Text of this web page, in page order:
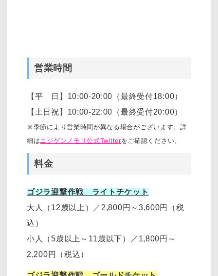
営業時間
【平 日】10:00-20:00（最終受付18:00）
【土日祝】10:00-22:00（最終受付20:00）
※季節により営業時間が異なる場合がございます。詳
細はニジゲンノモリ公式Twitterをご確認ください。
料金
ゴジラ迎撃作戦 ライトチケット
大人（12歳以上）
／ 2,800円～3,600円
（税
込）
小人（5歳以上～11歳以下）
／ 1,800円～
2,200円
（税込）